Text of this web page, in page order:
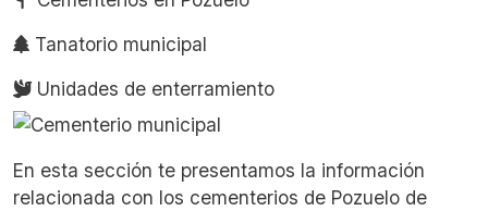
Tanatorio municipal
Unidades de enterramiento
Imagen
En esta sección te presentamos la información
relacionada con los cementerios de Pozuelo de